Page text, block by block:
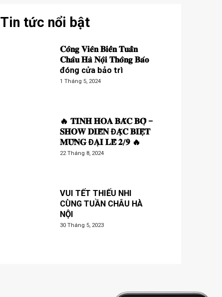
Tin tức nổi bật
𝐂𝐨̂𝐧𝐠 𝐕𝐢𝐞̂𝐧 𝐁𝐢𝐞̂̉𝐧 𝐓𝐮𝐚̂̀𝐧
𝐂𝐡𝐚̂𝐮 𝐇𝐚̀ 𝐍𝐨̣̂𝐢 𝐓𝐡𝐨̂𝐧𝐠 𝐁𝐚́𝐨
đóng cửa bảo trì
1 Tháng 5, 2024
🔥 𝐓𝐈𝐍𝐇 𝐇𝐎𝐀 𝐁𝐀̆́𝐂 𝐁𝐎̣̂ –
𝐒𝐇𝐎𝐖 𝐃𝐈𝐄̂̃𝐍 Đ𝐀̣̆𝐂 𝐁𝐈𝐄̣̂𝐓
𝐌𝐔̛̀𝐍𝐆 Đ𝐀̣𝐈 𝐋𝐄̂̃ 𝟐/𝟗 🔥
22 Tháng 8, 2024
VUI TẾT THIẾU NHI
CÙNG TUẦN CHÂU HÀ
NỘI
30 Tháng 5, 2023